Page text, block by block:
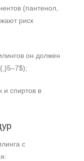
(пантенол,
риск
он должен
и спиртов в
с